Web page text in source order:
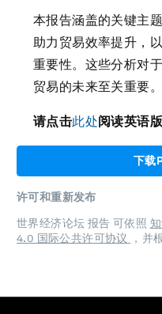
本报告涵盖的关键主
助力贸易效率提升，
重要性。这些分析对
贸易的未来至关重要。
请点击此处阅读英语
下载
许可和重新发布
世界经济论坛 报告 可依照
4.0 国际公共许可协议
，并